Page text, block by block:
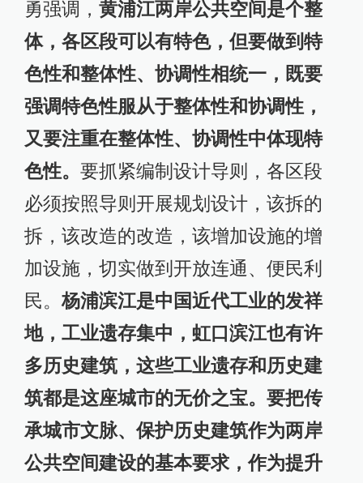
勇强调， 黄浦江两岸公共空间是个整
体，各区段可以有特色，但要做到特
色性和整体性、协调性相统一，既要
强调特色性服从于整体性和协调性，
又要注重在整体性、协调性中体现特
色性。 要抓紧编制设计导则，各区段
必须按照导则开展规划设计，该拆的
拆，该改造的改造，该增加设施的增
加设施，切实做到开放连通、便民利
民。 杨浦滨江是中国近代工业的发祥
地，工业遗存集中，虹口滨江也有许
多历史建筑，这些工业遗存和历史建
筑都是这座城市的无价之宝。要把传
承城市文脉、保护历史建筑作为两岸
公共空间建设的基本要求，作为提升